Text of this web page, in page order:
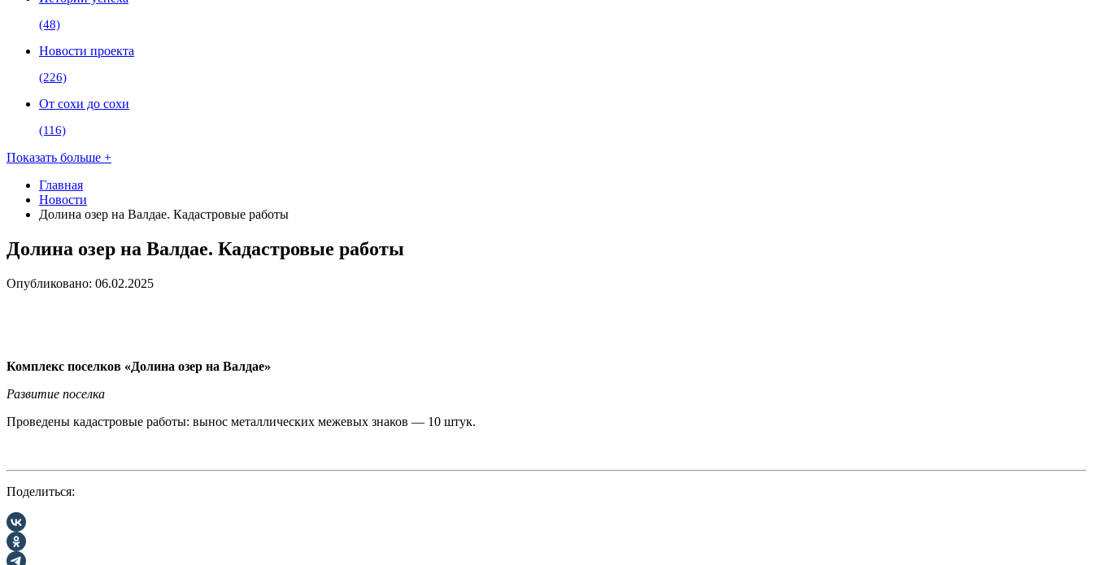
(48)
Новости проекта
(226)
От сохи до сохи
(116)
Показать больше +
Главная
Новости
Долина озер на Валдае. Кадастровые работы
Долина озер на Валдае. Кадастровые работы
Опубликовано: 06.02.2025
Комплекс поселков «Долина озер на Валдае»
Развитие поселка
Проведены кадастровые работы: вынос металлических межевых знаков — 10 штук.
Поделиться: